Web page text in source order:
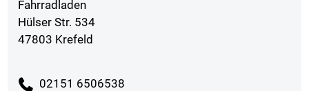
Fahrradladen
Hülser Str. 534
47803 Krefeld
02151 6506538